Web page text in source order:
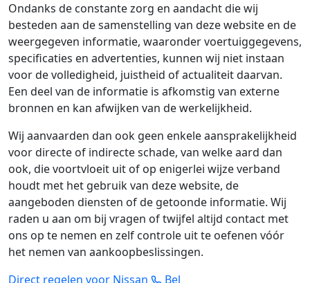
Ondanks de constante zorg en aandacht die wij
besteden aan de samenstelling van deze website en de
weergegeven informatie, waaronder voertuiggegevens,
specificaties en advertenties, kunnen wij niet instaan
voor de volledigheid, juistheid of actualiteit daarvan.
Een deel van de informatie is afkomstig van externe
bronnen en kan afwijken van de werkelijkheid.
Wij aanvaarden dan ook geen enkele aansprakelijkheid
voor directe of indirecte schade, van welke aard dan
ook, die voortvloeit uit of op enigerlei wijze verband
houdt met het gebruik van deze website, de
aangeboden diensten of de getoonde informatie. Wij
raden u aan om bij vragen of twijfel altijd contact met
ons op te nemen en zelf controle uit te oefenen vóór
het nemen van aankoopbeslissingen.
Direct regelen voor Nissan
Bel